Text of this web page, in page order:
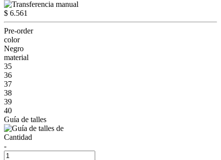
$ 6.561
Pre-order
color
Negro
material
35
36
37
38
39
40
Guía de talles
Cantidad
-